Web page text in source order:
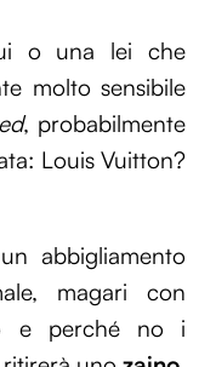
o una lei che
molto sensibile
, probabilmente
Louis Vuitton?
abbigliamento
magari con
e perché no i